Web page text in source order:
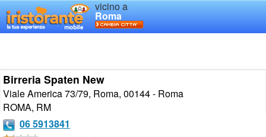
vicino a
Roma
Birreria Spaten New
Viale America 73/79, Roma, 00144 - Roma
ROMA, RM
06 5913841